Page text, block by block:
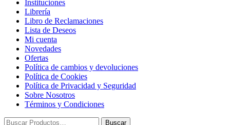
Instituciones
Librería
Libro de Reclamaciones
Lista de Deseos
Mi cuenta
Novedades
Ofertas
Política de cambios y devoluciones
Política de Cookies
Política de Privacidad y Seguridad
Sobre Nosotros
Términos y Condiciones
Buscar:
Buscar